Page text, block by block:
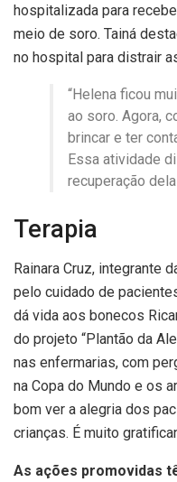
hospitalizada para
meio de soro. Tainá
no hospital para distrair
“Helena ficou
ao soro. Agora,
brincar e ter
Essa atividade
recuperação
Terapia
Rainara Cruz, integrante
pelo cuidado de
dá vida aos bonecos
do projeto “Plantão da
nas enfermarias, com
na Copa do Mundo e os
bom ver a alegria dos
crianças. É muito
As ações promovidas